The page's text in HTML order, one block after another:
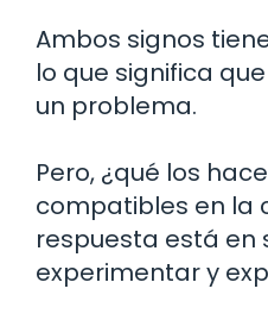
Ambos signos
lo que significa
un problema.
Pero, ¿qué los
compatibles en la
respuesta está en
experimentar y